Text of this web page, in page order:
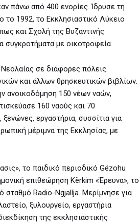
πάνω από 400 ενορίες. Ίδρυσε τη
το 1992, το Eκκλησιαστικό Λύκειο
και Σχολή της Βυζαντινής
συγκροτήματα με οικοτροφεία.
σε διάφορες πόλεις.
και άλλων θρησκευτικών βιβλίων.
ανοικοδόμηση 150 νέων ναών,
160 ναούς και 70
ξενώνες, εργαστήρια, συσσίτια για
μέριμνα της Εκκλησίας, με
το παιδικό περιοδικό Gëzohu
επιθεώρηση Kërkim «Έρευνα», το
Radio-Ngjallja. Μερίμνησε για
ξυλουργείο, εργαστήρια
της εκκλησιαστικής